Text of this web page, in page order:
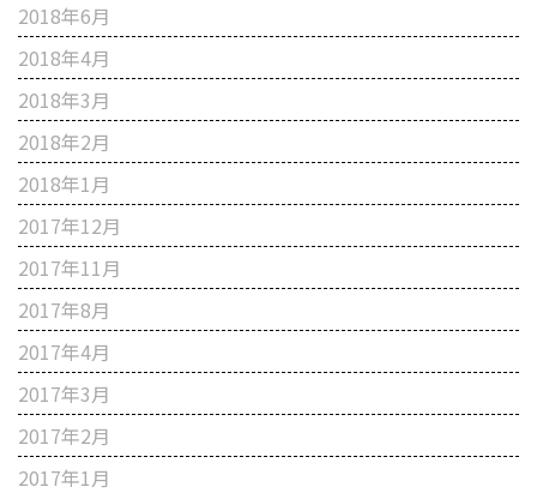
2018年6月
2018年4月
2018年3月
2018年2月
2018年1月
2017年12月
2017年11月
2017年8月
2017年4月
2017年3月
2017年2月
2017年1月